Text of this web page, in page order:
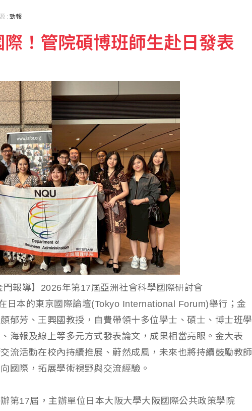
: 勁報
！管院碩博班師生赴日發表
門報導】2026年第17屆亞洲社會科學國際研討會
日本的東京國際論壇(Tokyo International Forum)舉行；金
郁芳、王興國教授，自費帶領十多位學士、碩士、博士班學
海報及線上等多元方式發表論文，成果相當亮眼。金大表
流活動在校內持續推展、蔚然成風，未來也將持續鼓勵教師
國際，拓展學術視野與交流經驗。
第17屆，主辦單位日本大阪大學大阪國際公共政策學院